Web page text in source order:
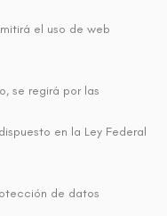
el uso de web
se regirá por las
en la Ley Federal
de datos